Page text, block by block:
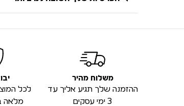
משלוח מהיר
ההזמנה שלך תגיע אליך עד
3 ימי עסקים
לכל
מלאה בין 1-5